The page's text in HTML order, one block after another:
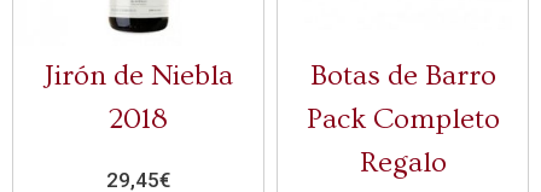
Jirón de Niebla
2018
29,45€
Botas de Barro
Pack Completo
Regalo